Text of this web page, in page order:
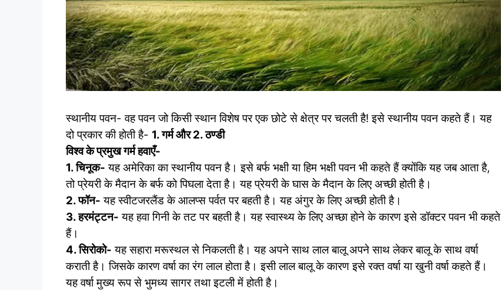
स्थानीय पवन- वह पवन जो किसी स्थान विशेष पर एक छोटे से क्षेत्र पर चलती है! इसे स्थानीय पवन कहते हैं। यह
दो प्रकार की होती है- 1. गर्म और 2. ठण्डी
विश्व के प्रमुख गर्म हवाएँ-
1. चिनूक- यह अमेरिका का स्थानीय पवन है। इसे बर्फ भक्षी या हिम भक्षी पवन भी कहते हैं क्योंकि यह जब आता है,
तो प्रेयरी के मैदान के बर्फ को पिघला देता है। यह प्रेयरी के घास के मैदान के लिए अच्छी होती है।
2. फॉन- यह स्वीटजरलैंड के आलप्स पर्वत पर बहती है। यह अंगुर के लिए अच्छी होती है।
3. हरमंट्टन- यह हवा गिनी के तट पर बहती है। यह स्वास्थ्य के लिए अच्छा होने के कारण इसे डॉक्टर पवन भी कहते
हैं।
4. सिरोको- यह सहारा मरूस्थल से निकलती है। यह अपने साथ लाल बालू अपने साथ लेकर बालू के साथ वर्षा
कराती है। जिसके कारण वर्षा का रंग लाल होता है। इसी लाल बालू के कारण इसे रक्त वर्षा या खुनी वर्षा कहते हैं।
यह वर्षा मुख्य रूप से भुमध्य सागर तथा इटली में होती है।